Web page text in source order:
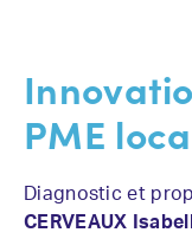
PME
Diagnostic et
CERVEAUX